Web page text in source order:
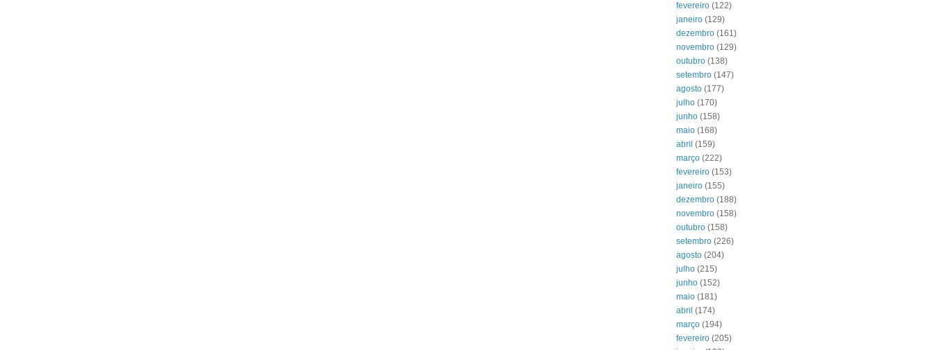
fevereiro (122)
janeiro (129)
dezembro (161)
novembro (129)
outubro (138)
setembro (147)
agosto (177)
julho (170)
junho (158)
maio (168)
abril (159)
março (222)
fevereiro (153)
janeiro (155)
dezembro (188)
novembro (158)
outubro (158)
setembro (226)
agosto (204)
julho (215)
junho (152)
maio (181)
abril (174)
março (194)
fevereiro (205)